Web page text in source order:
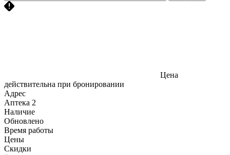
Цена
действительна при бронировании
Адрес
Аптека 2
Наличие
Обновлено
Время работы
Цены
Скидки